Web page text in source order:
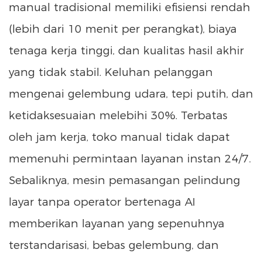
manual tradisional memiliki efisiensi rendah
(lebih dari 10 menit per perangkat), biaya
tenaga kerja tinggi, dan kualitas hasil akhir
yang tidak stabil. Keluhan pelanggan
mengenai gelembung udara, tepi putih, dan
ketidaksesuaian melebihi 30%. Terbatas
oleh jam kerja, toko manual tidak dapat
memenuhi permintaan layanan instan 24/7.
Sebaliknya, mesin pemasangan pelindung
layar tanpa operator bertenaga AI
memberikan layanan yang sepenuhnya
terstandarisasi, bebas gelembung, dan